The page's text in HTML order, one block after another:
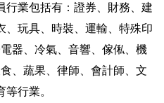
行業包括有：證券、財務、建
、玩具、時裝、運輸、特殊印
器、冷氣、音響、傢俬、機
、蔬果、律師、會計師、文
等行業。